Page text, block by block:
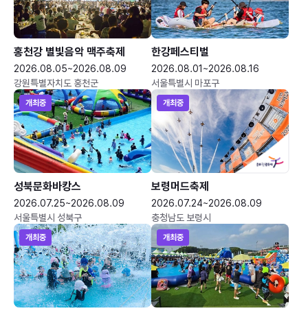
홍천강 별빛음악 맥주축제
2026.08.05~2026.08.09
강원특별자치도 홍천군
한강페스티벌
2026.08.01~2026.08.16
서울특별시 마포구
개최중
성북문화바캉스
2026.07.25~2026.08.09
서울특별시 성북구
개최중
보령머드축제
2026.07.24~2026.08.09
충청남도 보령시
개최중 개최중